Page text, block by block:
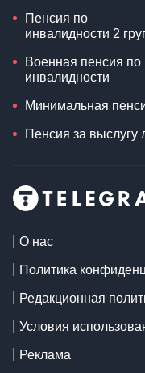
Пенсия по
инвалидности 2
Военная пенсия по
инвалидности
Минимальная
Пенсия за выслугу
О нас
Политика
Редакционная
Условия
Реклама